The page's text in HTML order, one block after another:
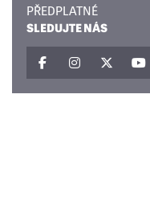
PŘEDPLATNÉ
SLEDUJTE NÁS